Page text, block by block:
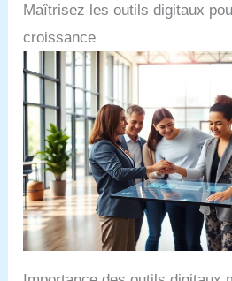
Maîtrisez les outils digitaux
croissance